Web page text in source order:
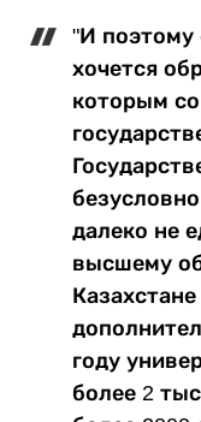
"И поэтому
хочется
которым
далеко не
высшему
году
более 2